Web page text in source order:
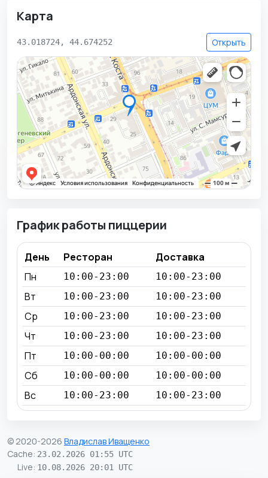
Карта
43.018724, 44.674252 Открыть
График работы пиццерии
День Ресторан
Доставка
Пн
10:00-23:00 10:00-23:00
Вт 10:00-23:00 10:00-23:00
Ср 10:00-23:00 10:00-23:00
Чт 10:00-23:00 10:00-23:00
Пт 10:00-00:00 10:00-00:00
Сб 10:00-00:00 10:00-00:00
Вс 10:00-23:00 10:00-23:00
© 2020-2026 Владислав Иващенко
Cache: 23.02.2026 01:55 UTC
Live: 10.08.2026 20:01 UTC